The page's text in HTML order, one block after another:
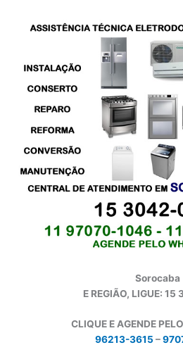
Sorocaba
E REGIÃO, LIGUE:
CLIQUE E AGENDE
96213-3615 –